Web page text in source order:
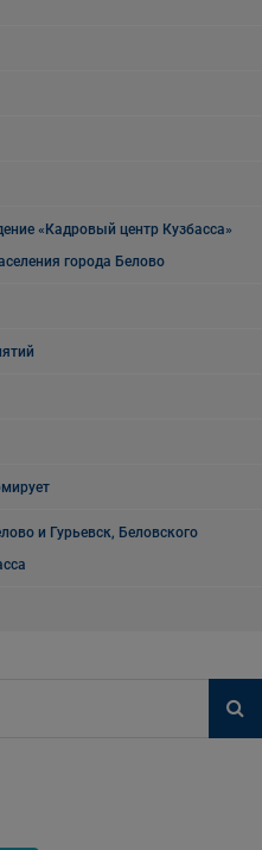
«Кадровый центр Кузбасса»
города Белово
и Гурьевск, Беловского